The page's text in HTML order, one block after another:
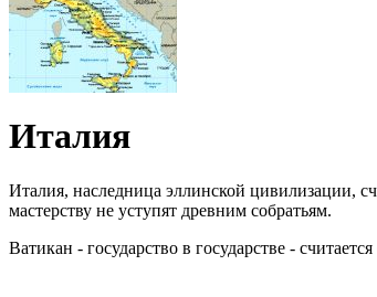
Италия
Италия, наследница эллинской цивилизации,
мастерству не уступят древним собратьям.
Ватикан - государство в государстве -